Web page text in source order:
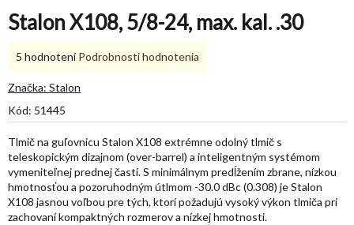
Stalon X108, 5/8-24, max. kal. .30
Kód: 51445
Tlmič na guľovnicu Stalon X108 extrémne odolný tlmič s
teleskopickým dizajnom (over-barrel) a inteligentným systémom
vymeniteľnej prednej časti. S minimálnym predĺžením zbrane, nízkou
hmotnosťou a pozoruhodným útlmom -30.0 dBc (0.308) je Stalon
X108 jasnou voľbou pre tých, ktorí požadujú vysoký výkon tlmiča pri
zachovaní kompaktných rozmerov a nízkej hmotnosti.
Priemerné
produktu
5,0
5
hviezdičiek.
5 hodnotení Podrobnosti hodnotenia
Značka: Stalon